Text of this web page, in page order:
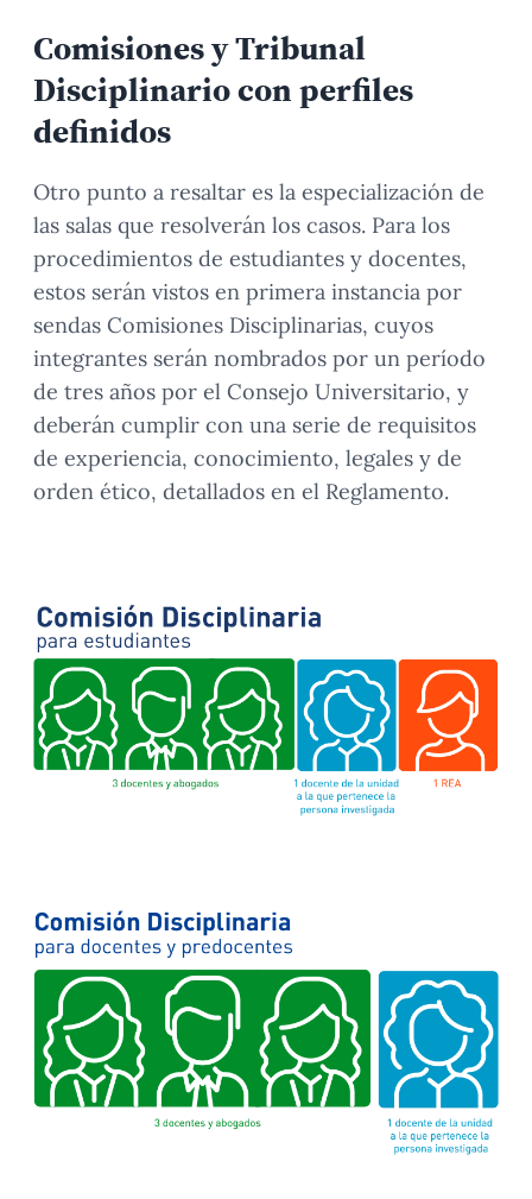
Comisiones y Tribunal
Disciplinario con perfiles
definidos
Otro punto a resaltar es la especialización de
las salas que resolverán los casos. Para los
procedimientos de estudiantes y docentes,
estos serán vistos en primera instancia por
sendas Comisiones Disciplinarias, cuyos
integrantes serán nombrados por un período
de tres años por el Consejo Universitario, y
deberán cumplir con una serie de requisitos
de experiencia, conocimiento, legales y de
orden ético, detallados en el Reglamento.